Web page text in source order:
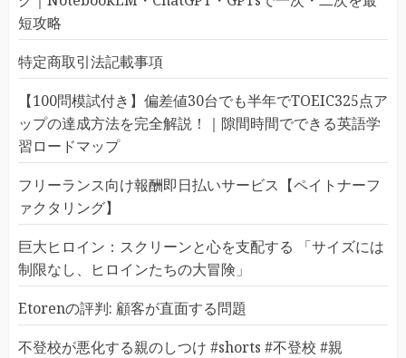
短攻略
特定商取引法記載事項
【100問模試付き】偏差値30台でも半年でTOEIC325点ア
ップの達成方法を完全解説！｜隙間時間でできる英語学
習ロードマップ
フリーランス向け報酬即日払いサービス【ペイトナーフ
ァクタリング】
巨大ヒロイン：スクリーンと心を支配する 「サイズには
制限なし、ヒロインたちの大冒険」
Etorenの評判: 顧客が直面する問題
不登校が悪化する親のしつけ #shorts #不登校 #親